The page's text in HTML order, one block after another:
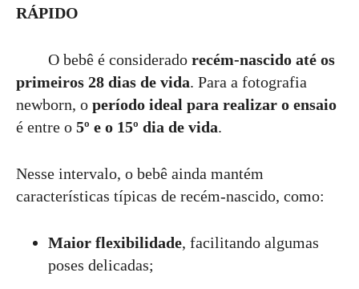
RÁPIDO
O bebê é considerado recém-nascido até os
primeiros 28 dias de vida. Para a fotografia
newborn, o período ideal para realizar o ensaio
é entre o 5º e o 15º dia de vida.
Nesse intervalo, o bebê ainda mantém
características típicas de recém-nascido, como:
Maior flexibilidade, facilitando algumas
poses delicadas;